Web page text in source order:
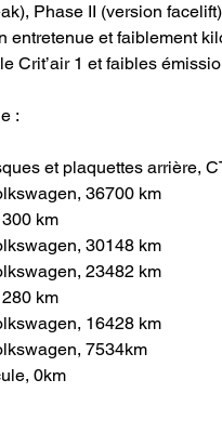
Phase II (version
entretenue et faiblement
Crit’air 1 et faibles
:
et plaquettes arrière,
36700 km
km
30148 km
23482 km
km
16428 km
7534km
0km